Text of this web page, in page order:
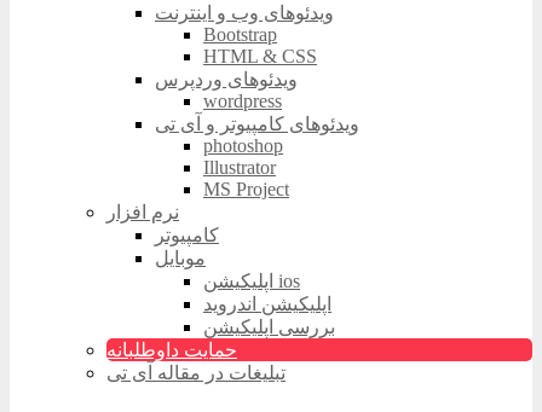
ویدئوهای وب و اینترنت
Bootstrap
HTML & CSS
ویدئوهای وردپرس
wordpress
ویدئوهای کامپیوتر و آی تی
photoshop
Illustrator
MS Project
نرم افزار
کامپیوتر
موبایل
اپلیکیشن ios
اپلیکیشن اندروید
بررسی اپلیکیشن
حمایت داوطلبانه
تبلیغات در مقاله آی تی